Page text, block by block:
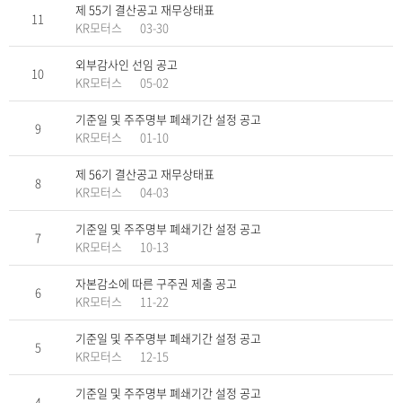
11
제 55기 결산공고 재무상태표
KR모터스
03-30
10
외부감사인 선임 공고
KR모터스
05-02
9
기준일 및 주주명부 폐쇄기간 설정 공고
KR모터스
01-10
8
제 56기 결산공고 재무상태표
KR모터스
04-03
7
기준일 및 주주명부 폐쇄기간 설정 공고
KR모터스
10-13
6
자본감소에 따른 구주권 제출 공고
KR모터스
11-22
5
기준일 및 주주명부 폐쇄기간 설정 공고
KR모터스
12-15
기준일 및 주주명부 폐쇄기간 설정 공고